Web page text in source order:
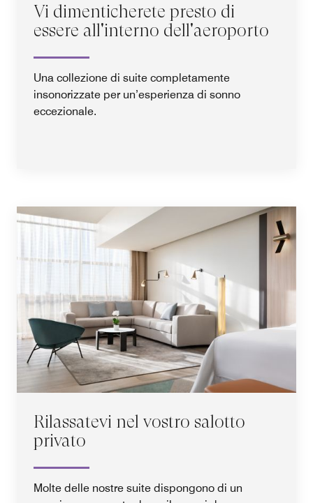
Vi dimenticherete presto di
essere all'interno dell'aeroporto
Una collezione di suite completamente
insonorizzate per un’esperienza di sonno
eccezionale.
Rilassatevi nel vostro salotto
privato
Molte delle nostre suite dispongono di un